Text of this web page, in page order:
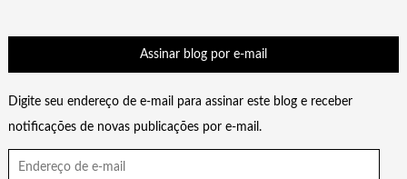
Assinar blog por e-mail
Digite seu endereço de e-mail para assinar este blog e receber
notificações de novas publicações por e-mail.
Endereço